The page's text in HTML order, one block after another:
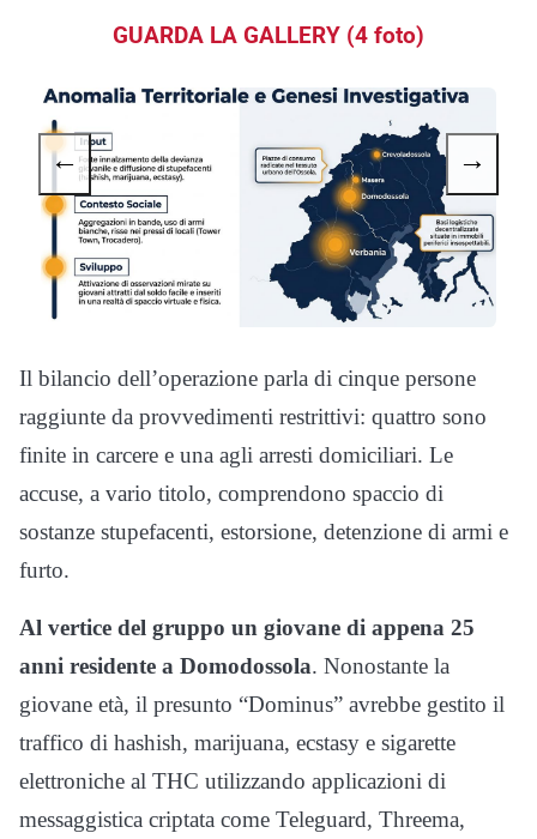
GUARDA LA GALLERY (4 foto)
← →
Il bilancio dell’operazione parla di cinque persone
raggiunte da provvedimenti restrittivi: quattro sono
finite in carcere e una agli arresti domiciliari. Le
accuse, a vario titolo, comprendono spaccio di
sostanze stupefacenti, estorsione, detenzione di armi e
furto.
Al vertice del gruppo un giovane di appena 25
anni residente a Domodossola. Nonostante la
giovane età, il presunto “Dominus” avrebbe gestito il
traffico di hashish, marijuana, ecstasy e sigarette
elettroniche al THC utilizzando applicazioni di
messaggistica criptata come Teleguard, Threema,